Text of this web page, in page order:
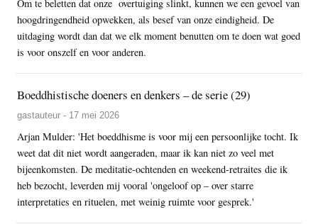
Om te beletten dat onze overtuiging slinkt, kunnen we een gevoel van
hoogdringendheid opwekken, als besef van onze eindigheid. De
uitdaging wordt dan dat we elk moment benutten om te doen wat goed
is voor onszelf en voor anderen.
Boeddhistische doeners en denkers – de serie (29)
gastauteur - 17 mei 2026
Arjan Mulder: 'Het boeddhisme is voor mij een persoonlijke tocht. Ik
weet dat dit niet wordt aangeraden, maar ik kan niet zo veel met
bijeenkomsten. De meditatie-ochtenden en weekend-retraites die ik
heb bezocht, leverden mij vooral 'ongeloof op – over starre
interpretaties en rituelen, met weinig ruimte voor gesprek.'